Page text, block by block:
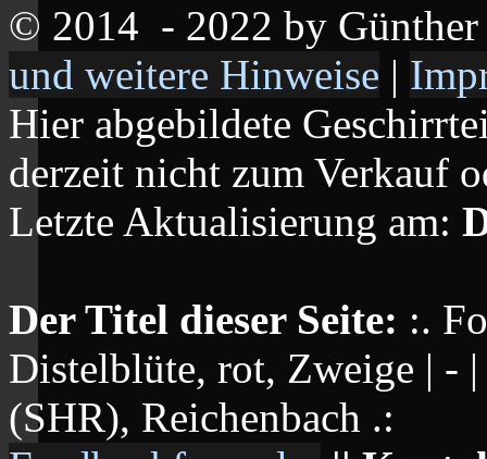
© 2014 - 2022 by
und weitere Hinweise |
Hier abgebildete
derzeit nicht zum Verkauf
Letzte Aktualisierung am:
Der Titel dieser Seite: :.
Distelblüte, rot, Zweige | -
(SHR), Reichenbach .: